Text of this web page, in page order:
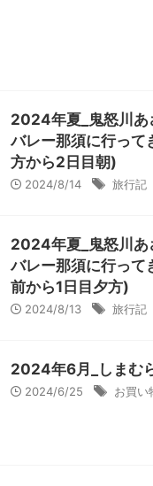
2024年夏_鬼怒川あ
バレー那須に行って
方から2日目朝)
2024/8/14 旅行記
2024年夏_鬼怒川あ
バレー那須に行って
前から1日目夕方)
2024/8/13 旅行記
2024年6月_しまむ
2024/6/25 お買い